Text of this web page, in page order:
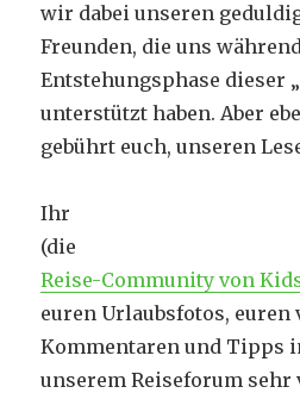
wir dabei unseren
Freunden, die uns
Entstehungsphase dieser
unterstützt haben. Aber
gebührt euch, unseren
Ihr
(die
Reise-Community von
euren Urlaubsfotos, euren
Kommentaren und Tipps
unserem Reiseforum sehr